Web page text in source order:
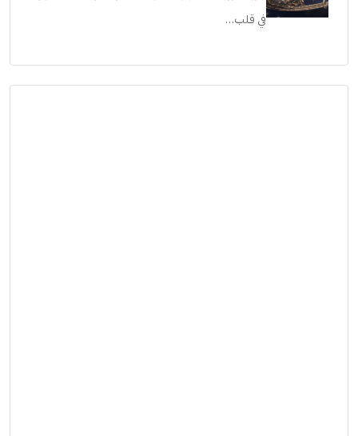
جريان: رؤية مستقبلية للحياة الفاخرة على ضفاف النيل
في قلب…